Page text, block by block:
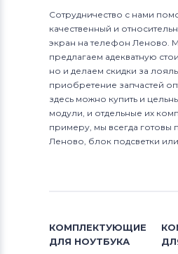
Сотрудничество с нами
качественный и
экран на телефон Леново.
предлагаем адекватную
но и делаем скидки за
приобретение запчастей
здесь можно купить и
модули, и отдельные их
примеру, мы всегда готовы
Леново, блок подсветки
КОМПЛЕКТУЮЩИЕ
ДЛЯ НОУТБУКА